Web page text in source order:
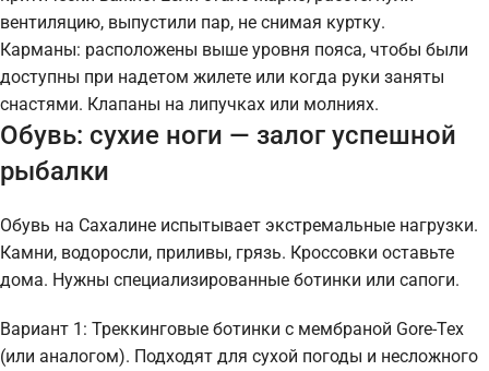
вентиляцию, выпустили пар, не снимая куртку.
Карманы: расположены выше уровня пояса, чтобы были
доступны при надетом жилете или когда руки заняты
снастями. Клапаны на липучках или молниях.
Обувь: сухие ноги — залог успешной
рыбалки
Обувь на Сахалине испытывает экстремальные нагрузки.
Камни, водоросли, приливы, грязь. Кроссовки оставьте
дома. Нужны специализированные ботинки или сапоги.
Вариант 1: Треккинговые ботинки с мембраной Gore-Tex
(или аналогом). Подходят для сухой погоды и несложного